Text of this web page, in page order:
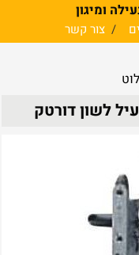
ומיגון
/צור קשר
לשון דורטק